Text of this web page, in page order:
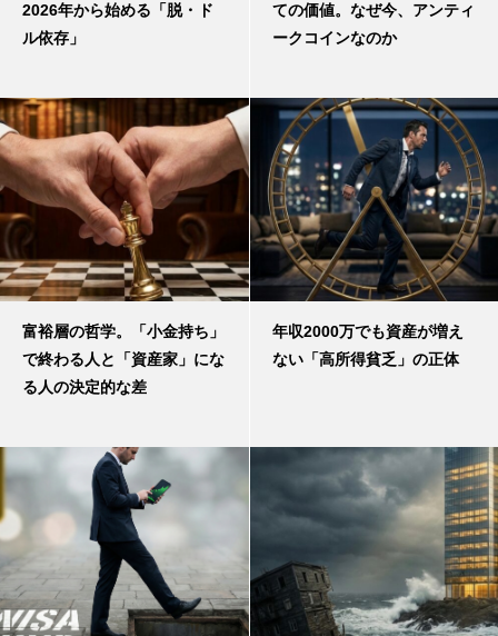
2026年から始める「脱・ド
ル依存」
ての価値。なぜ今、アンティ
ークコインなのか
富裕層の哲学。「小金持ち」
で終わる人と「資産家」にな
る人の決定的な差
年収2000万でも資産が増え
ない「高所得貧乏」の正体